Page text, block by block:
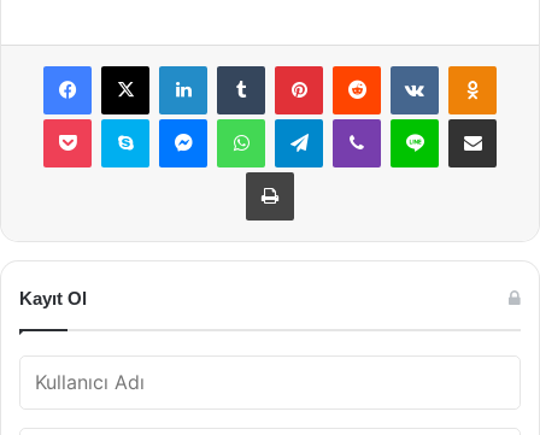
Facebook
X LinkedInTumblr PinterestReddit VKontakte
Pocket Skype MessengerWhatsAppTelegramViber Line E-Posta ile
Yazdır
Kayıt Ol